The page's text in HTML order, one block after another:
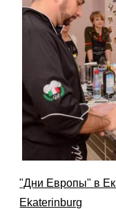
"Дни Европы" в
Ekaterinburg